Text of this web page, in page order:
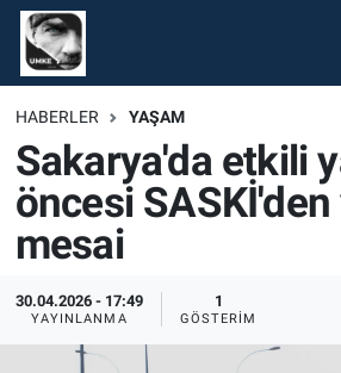
HABERLER YAŞAM
Sakarya'da etkili
öncesi
mesai
30.04.2026 - 17:49
YAYINLANMA
1
GÖSTERIM
Gündem
Ekonomi
Spor
Tüm Haberler
Nöbetçi Eczaneler
Hava Durumu
Namaz Vakitleri
Süper Lig Puan Durumu ve